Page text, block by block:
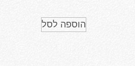
הוספה לסל